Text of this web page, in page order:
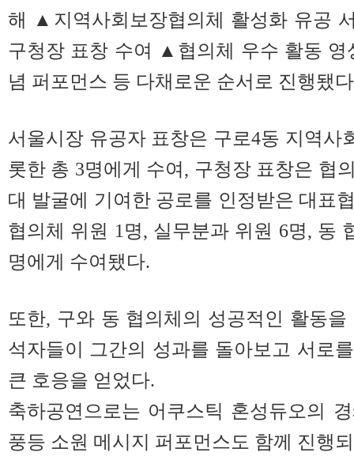
해 ▲지역사회보장협의체 활성화 유공
구청장 표창 수여 ▲협의체 우수 활동
념 퍼포먼스 등 다채로운 순서로 진행됐
서울시장 유공자 표창은 구로4동 지역사
롯한 총 3명에게 수여, 구청장 표창은 협
대 발굴에 기여한 공로를 인정받은 대표
협의체 위원 1명, 실무분과 위원 6명, 동
명에게 수여됐다.
또한, 구와 동 협의체의 성공적인 활동
석자들이 그간의 성과를 돌아보고 서로
큰 호응을 얻었다.
축하공연으로는 어쿠스틱 혼성듀오의
풍등 소원 메시지 퍼포먼스도 함께 진행